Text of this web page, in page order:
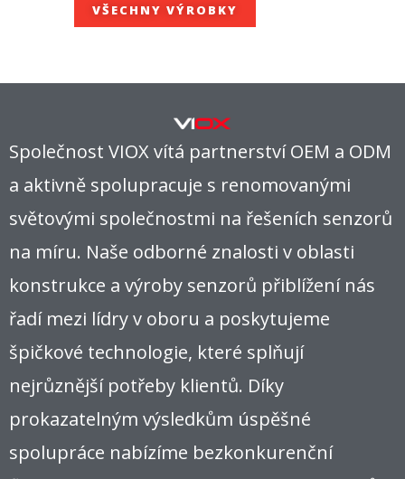
VŠECHNY VÝROBKY
Společnost VIOX vítá partnerství OEM a ODM
a aktivně spolupracuje s renomovanými
světovými společnostmi na řešeních senzorů
na míru. Naše odborné znalosti v oblasti
konstrukce a výroby senzorů přiblížení nás
řadí mezi lídry v oboru a poskytujeme
špičkové technologie, které splňují
nejrůznější potřeby klientů. Díky
prokazatelným výsledkům úspěšné
spolupráce nabízíme bezkonkurenční